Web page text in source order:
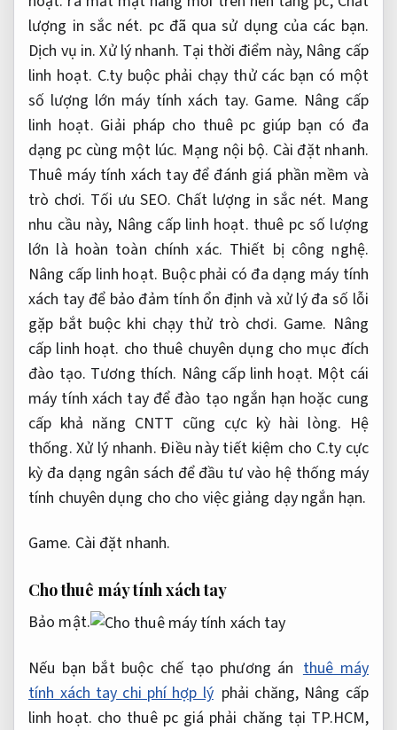
lượng in sắc nét. pc đã qua sử dụng của các bạn.
Dịch vụ in. Xử lý nhanh. Tại thời điểm này, Nâng cấp
linh hoạt. C.ty buộc phải chạy thử các bạn có một
số lượng lớn máy tính xách tay. Game. Nâng cấp
linh hoạt. Giải pháp cho thuê pc giúp bạn có đa
dạng pc cùng một lúc. Mạng nội bộ. Cài đặt nhanh.
Thuê máy tính xách tay để đánh giá phần mềm và
trò chơi. Tối ưu SEO. Chất lượng in sắc nét. Mang
nhu cầu này, Nâng cấp linh hoạt. thuê pc số lượng
lớn là hoàn toàn chính xác. Thiết bị công nghệ.
Nâng cấp linh hoạt. Buộc phải có đa dạng máy tính
xách tay để bảo đảm tính ổn định và xử lý đa số lỗi
gặp bắt buộc khi chạy thử trò chơi. Game. Nâng
cấp linh hoạt. cho thuê chuyên dụng cho mục đích
đào tạo. Tương thích. Nâng cấp linh hoạt. Một cái
máy tính xách tay để đào tạo ngắn hạn hoặc cung
cấp khả năng CNTT cũng cực kỳ hài lòng. Hệ
thống. Xử lý nhanh. Điều này tiết kiệm cho C.ty cực
kỳ đa dạng ngân sách để đầu tư vào hệ thống máy
tính chuyên dụng cho cho việc giảng dạy ngắn hạn.
Game. Cài đặt nhanh.
Cho thuê máy tính xách tay
Bảo mật.
Nếu bạn bắt buộc chế tạo phương án thuê máy
tính xách tay chi phí hợp lý phải chăng, Nâng cấp
linh hoạt. cho thuê pc giá phải chăng tại TP.HCM,